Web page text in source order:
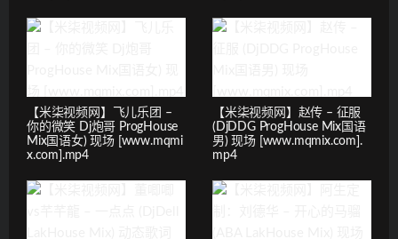
【米柒视频网】飞儿乐团 –
你的微笑 Dj炮哥 ProgHouse
Mix国语女) 现场 [www.mqmi
x.com].mp4
【米柒视频网】赵传 – 征服
(DjDDG ProgHouse Mix国语
男) 现场 [www.mqmix.com].
mp4